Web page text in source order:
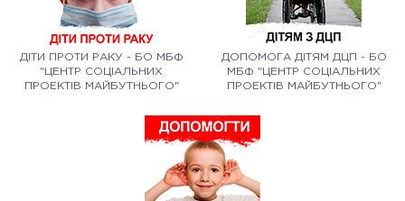
ДІТИ ПРОТИ РАКУ - БО МБФ
"ЦЕНТР СОЦІАЛЬНИХ
ПРОЕКТІВ МАЙБУТНЬОГО"
ДОПОМОГА ДІТЯМ ДЦП - БО
МБФ "ЦЕНТР СОЦІАЛЬНИХ
ПРОЕКТІВ МАЙБУТНЬОГО"